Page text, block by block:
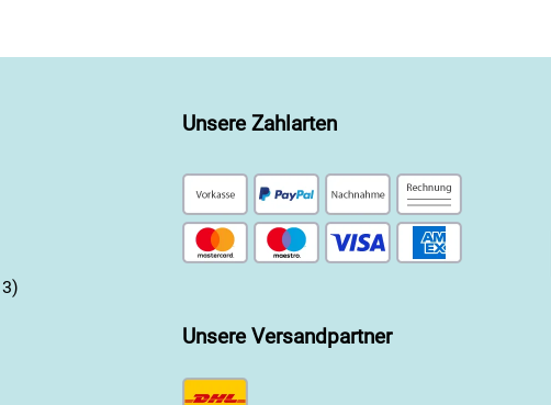
Unsere Zahlarten
Unsere Versandpartner